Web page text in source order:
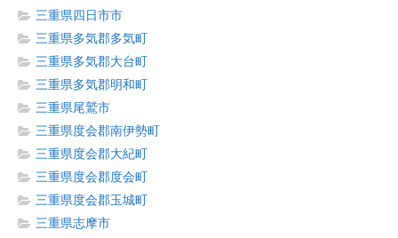
三重県四日市市
三重県多気郡多気町
三重県多気郡大台町
三重県多気郡明和町
三重県尾鷲市
三重県度会郡南伊勢町
三重県度会郡大紀町
三重県度会郡度会町
三重県度会郡玉城町
三重県志摩市